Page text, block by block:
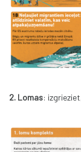
2. Lomas: